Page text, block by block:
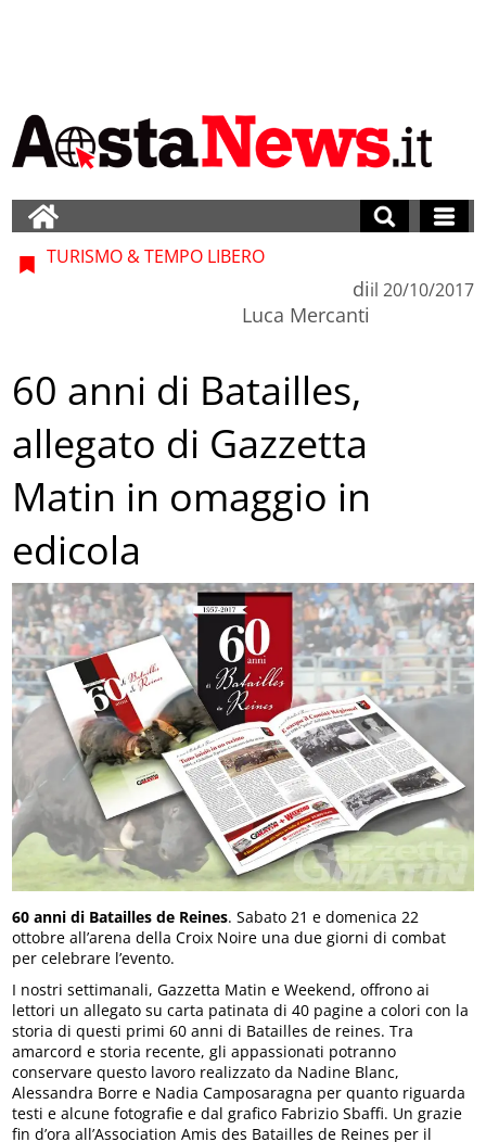
TURISMO & TEMPO LIBERO
di
Luca Mercanti
il 20/10/2017
60 anni di Batailles,
allegato di Gazzetta
Matin in omaggio in
edicola
60 anni di Batailles de Reines. Sabato 21 e domenica 22
ottobre all’arena della Croix Noire una due giorni di combat
per celebrare l’evento.
I nostri settimanali, Gazzetta Matin e Weekend, offrono ai
lettori un allegato su carta patinata di 40 pagine a colori con la
storia di questi primi 60 anni di Batailles de reines. Tra
amarcord e storia recente, gli appassionati potranno
conservare questo lavoro realizzato da Nadine Blanc,
Alessandra Borre e Nadia Camposaragna per quanto riguarda
testi e alcune fotografie e dal grafico Fabrizio Sbaffi. Un grazie
fin d’ora all’Association Amis des Batailles de Reines per il